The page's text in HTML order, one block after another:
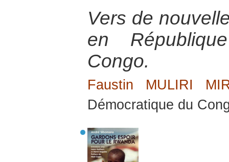
Vers de
en
Congo.
Faustin MULIRI
Démocratique du